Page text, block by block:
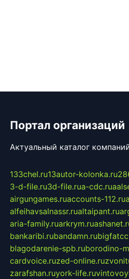
Портал организаций
Актуальный каталог
133chel.ru13autor-kolonka.ru
3-d-file.ru3d-file.rua-cdc.ru
airgungames.ruaccounts-112.ru
alfeihavsalnassr.rualtaipant.ru
aria-family.ruarkrym.ru
bankaribi.rubandamn.ru
blagodarenie-spb.ruborodino-
cardvoice.ruzed-online.ru
zarafshan.ruyork-life.ru